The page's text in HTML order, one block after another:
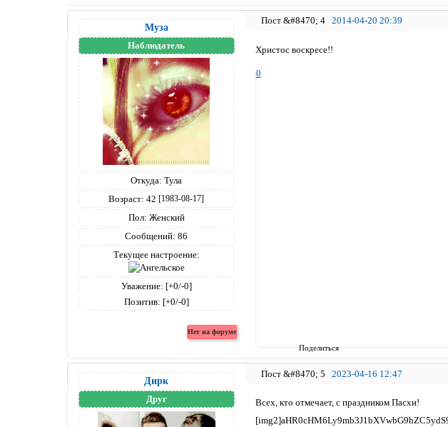
Поделиться
4 2014-04-20 20:39
Муза
Наблюдатель
Откуда: Тула
Возраст: 42 [1983-08-17]
Пол: Женский
Сообщений: 86
Текущее настроение:
Уважение: [+0/-0]
Позитив: [+0/-0]
Христос воскресе!!
0
5 2023-04-16 12:47
Дирк
Друг
Всех, кто отмечает, с праздником Пасхи!